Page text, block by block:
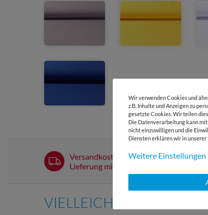
Versandkostenfrei ab 60 € -
Lieferung mit DHL
VIELLEICHT AUCH
Wir verwenden Cookies und
z.B. Inhalte und Anzeigen zu
gesetzte Cookies. Wir teilen
Die Datenverarbeitung kann
nicht einzuwilligen und die
Diensten erklären wir in unserer
Weitere Einstellungen